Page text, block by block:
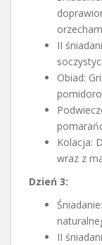
II
Obiad:
Kolacja:
wraz z
Dzień 3:
II